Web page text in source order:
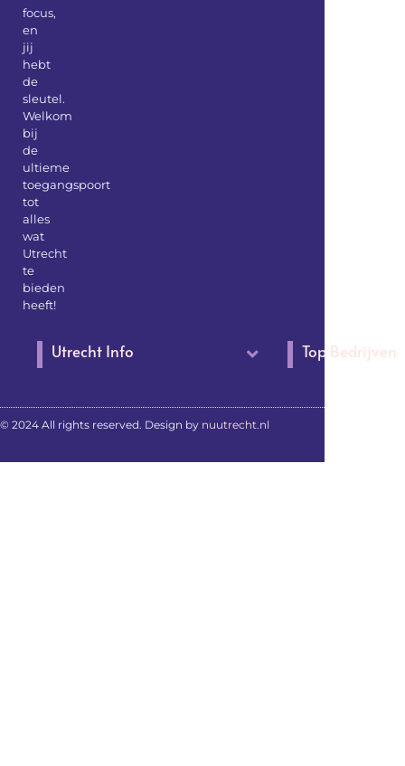
focus,
en
jij
hebt
de
sleutel.
Welkom
bij
de
ultieme
toegangspoort
tot
alles
wat
Utrecht
te
bieden
heeft!
Utrecht Info Top Bedrijven
© 2024 All rights reserved. Design by nuutrecht.nl